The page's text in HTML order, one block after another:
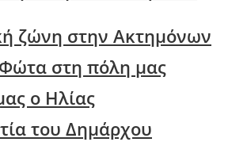
ζώνη στην Ακτημόνων
στη πόλη μας
ο Ηλίας
του Δημάρχου